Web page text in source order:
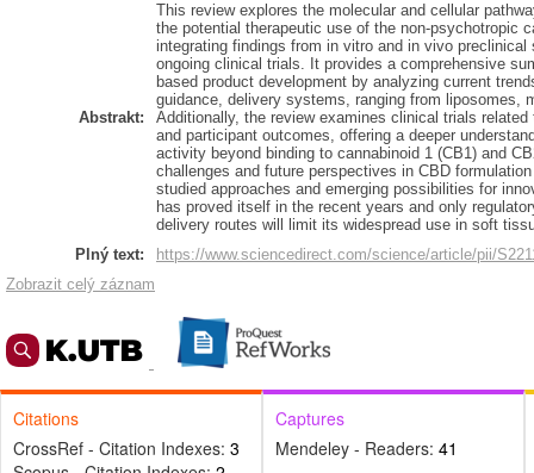
Abstrakt:
This review explores the molecular and cellular
the potential therapeutic use of the non-psychotropic
integrating findings from in vitro and in vivo
ongoing clinical trials. It provides a comprehensive
based product development by analyzing current
guidance, delivery systems, ranging from liposomes,
Additionally, the review examines clinical trials
and participant outcomes, offering a deeper
activity beyond binding to cannabinoid 1 (CB1) and
challenges and future perspectives in CBD
studied approaches and emerging possibilities for
has proved itself in the recent years and only
delivery routes will limit its widespread use in soft
Plný text:
https://www.sciencedirect.com/science/article/pii/
Zobrazit celý záznam
Citations
CrossRef - Citation Indexes: 3
Captures
Mendeley - Readers: 41